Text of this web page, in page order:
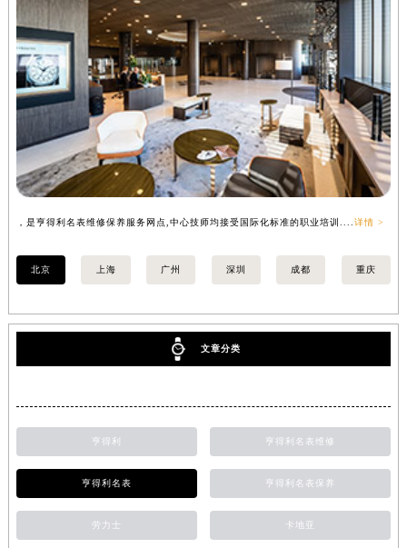
，是亨得利名表维修保养服务网点,中心技师均接受国际化标准的职业培训.... 详情 >
北京 上海 广州 深圳 成都 重庆
文章分类
亨得利 亨得利名表维修
亨得利名表 亨得利名表保养
劳力士 卡地亚